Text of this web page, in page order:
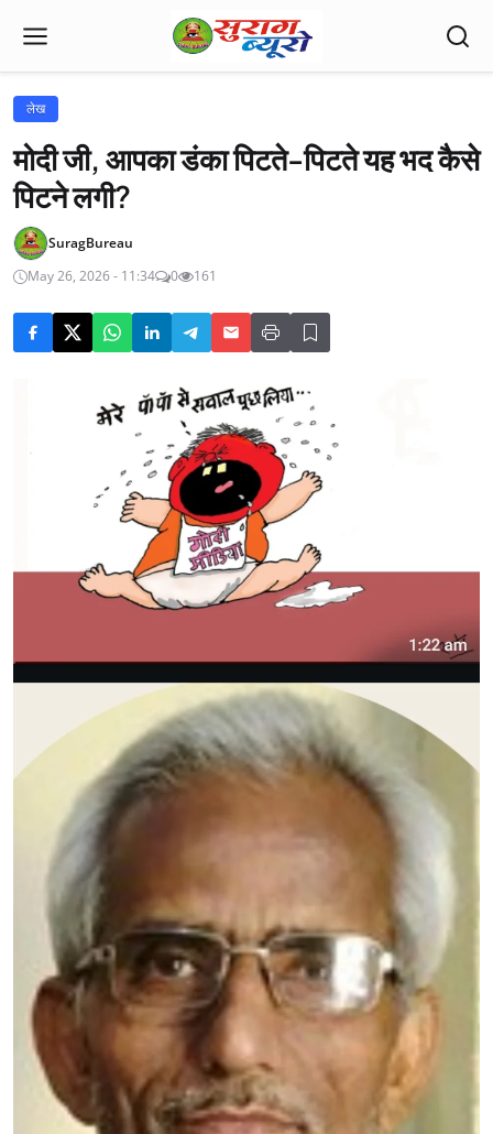
लेख
मोदी जी, आपका डंका पिटते-पिटते यह भद कैसे
पिटने लगी?
SuragBureau
May 26, 2026 - 11:34
0 161